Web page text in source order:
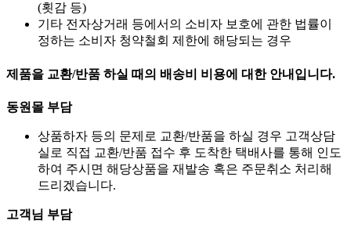
(횟감 등)
기타 전자상거래 등에서의 소비자 보호에 관한 법률이
정하는 소비자 청약철회 제한에 해당되는 경우
제품을 교환/반품 하실 때의 배송비 비용에 대한 안내입니다.
동원몰 부담
상품하자 등의 문제로 교환/반품을 하실 경우 고객상담
실로 직접 교환/반품 접수 후 도착한 택배사를 통해 인도
하여 주시면 해당상품을 재발송 혹은 주문취소 처리해
드리겠습니다.
고객님 부담